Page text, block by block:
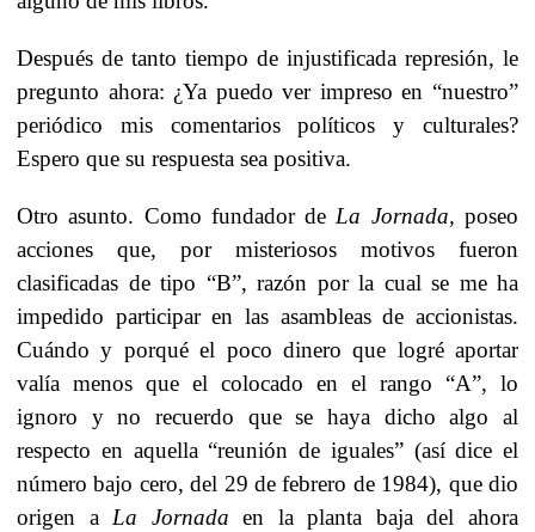
Después de tanto tiempo de injustificada represión, le
pregunto ahora: ¿Ya puedo ver impreso en “nuestro”
periódico mis comentarios políticos y culturales?
Espero que su respuesta sea positiva.
Otro asunto. Como fundador de La Jornada, poseo
acciones que, por misteriosos motivos fueron
clasificadas de tipo “B”, razón por la cual se me ha
impedido participar en las asambleas de accionistas.
Cuándo y porqué el poco dinero que logré aportar
valía menos que el colocado en el rango “A”, lo
ignoro y no recuerdo que se haya dicho algo al
respecto en aquella “reunión de iguales” (así dice el
número bajo cero, del 29 de febrero de 1984), que dio
origen a La Jornada en la planta baja del ahora